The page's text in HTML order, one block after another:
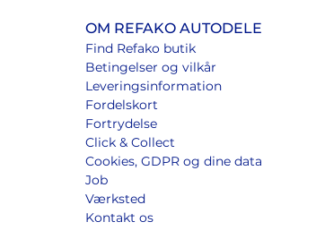
OM REFAKO AUTODELE
Find Refako butik
Betingelser og vilkår
Leveringsinformation
Fordelskort
Fortrydelse
Click & Collect
Cookies, GDPR og dine data
Job
Værksted
Kontakt os